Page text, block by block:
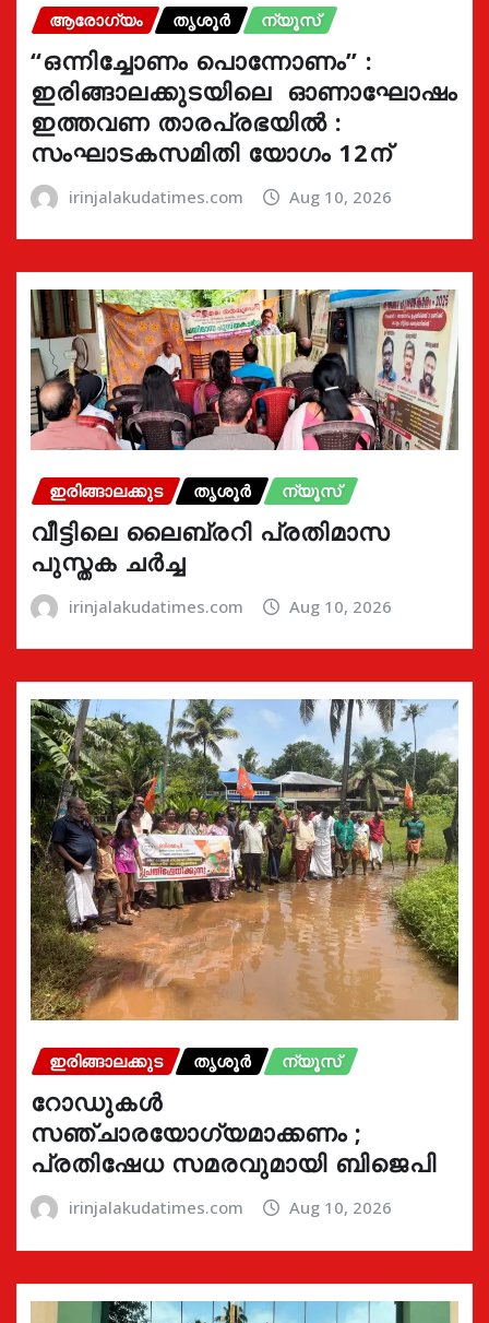
ആരോഗ്യം തൃശൂർ ന്യൂസ്
“ഒന്നിച്ചോണം പൊന്നോണം” :
ഇരിങ്ങാലക്കുടയിലെ ഓണാഘോഷം
ഇത്തവണ താരപ്രഭയിൽ :
സംഘാടകസമിതി യോഗം 12ന്
irinjalakudatimes.com Aug 10, 2026
ഇരിങ്ങാലക്കുട തൃശൂർ ന്യൂസ്
വീട്ടിലെ ലൈബ്രറി പ്രതിമാസ
പുസ്തക ചർച്ച
irinjalakudatimes.com Aug 10, 2026
ഇരിങ്ങാലക്കുട തൃശൂർ ന്യൂസ്
റോഡുകൾ
സഞ്ചാരയോഗ്യമാക്കണം ;
പ്രതിഷേധ സമരവുമായി ബിജെപി
irinjalakudatimes.com Aug 10, 2026